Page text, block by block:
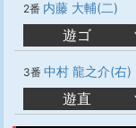
2番 内藤 大輔(二)
遊ゴ
3番 中村 龍之介(右)
遊直